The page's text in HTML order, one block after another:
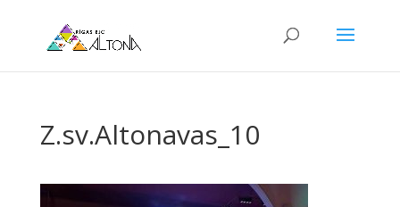
Z.sv.Altonavas_10